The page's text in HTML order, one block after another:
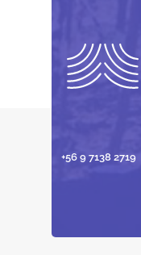
+56 9 7138 2719